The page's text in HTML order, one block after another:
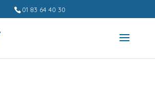
01 83 64 40 30